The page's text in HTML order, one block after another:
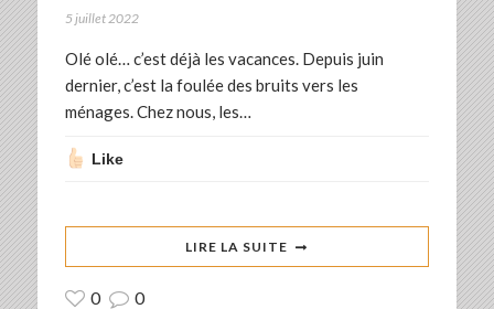
5 juillet 2022
Olé olé… c’est déjà les vacances. Depuis juin
dernier, c’est la foulée des bruits vers les
ménages. Chez nous, les…
Like
LIRE LA SUITE
0 0